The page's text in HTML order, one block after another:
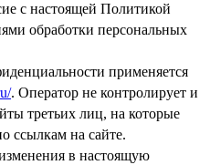
с настоящей Политикой
обработки персональных
применяется
. Оператор не контролирует и
третьих лиц, на которые
ссылкам на сайте.
в настоящую